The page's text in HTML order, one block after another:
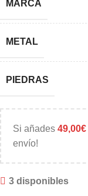
MARCA
METAL
PIEDRAS
Si añades 49,00€
envío!
3 disponibles